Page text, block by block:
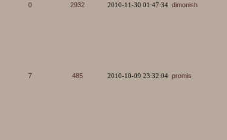
0 2932 2010-11-30 01:47:34 dimonish
7 485 2010-10-09 23:32:04 promis